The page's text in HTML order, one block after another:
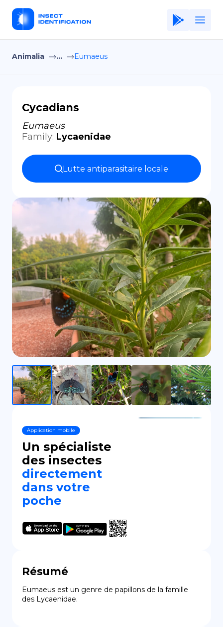
Home
Terms of Use
Privacy Policy
EN
ES
DE
Animalia ... Eumaeus
Cycadians
Eumaeus
Family: Lycaenidae
Lutte antiparasitaire locale
Application mobile
Un spécialiste
des insectes
directement
dans votre
poche
Résumé
Eumaeus est un genre de papillons de la famille
des Lycaenidae.